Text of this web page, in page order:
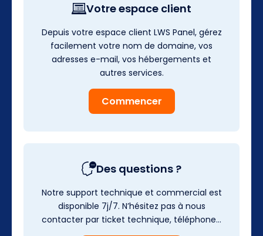
Votre espace client
Depuis votre espace client LWS Panel, gérez
facilement votre nom de domaine, vos
adresses e-mail, vos hébergements et
autres services.
Commencer
Des questions ?
Notre support technique et commercial est
disponible 7j/7. N’hésitez pas à nous
contacter par ticket technique, téléphone…